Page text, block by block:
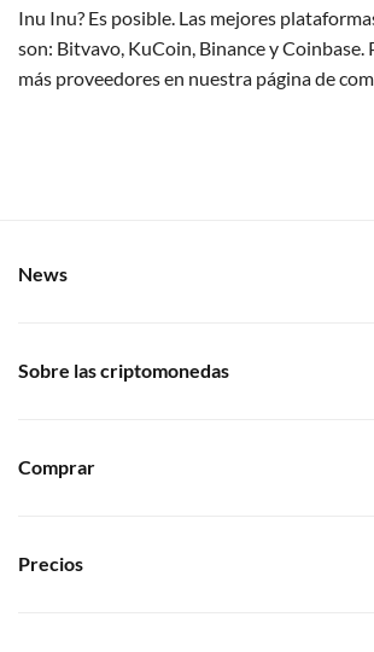
Inu Inu? Es posible. Las mejores
son: Bitvavo, KuCoin, Binance y Coinbase.
más proveedores en nuestra página de
News
Sobre las criptomonedas
Comprar
Precios